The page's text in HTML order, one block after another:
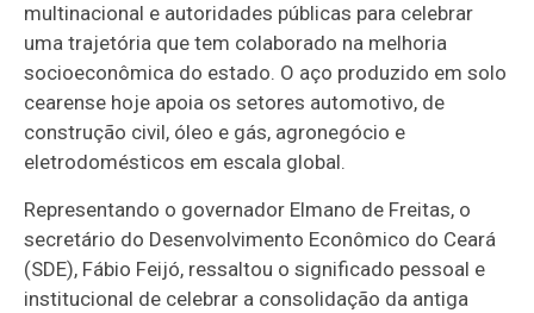
multinacional e autoridades públicas para celebrar
uma trajetória que tem colaborado na melhoria
socioeconômica do estado. O aço produzido em solo
cearense hoje apoia os setores automotivo, de
construção civil, óleo e gás, agronegócio e
eletrodomésticos em escala global.
Representando o governador Elmano de Freitas, o
secretário do Desenvolvimento Econômico do Ceará
(SDE), Fábio Feijó, ressaltou o significado pessoal e
institucional de celebrar a consolidação da antiga